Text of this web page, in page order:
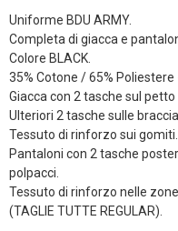
Uniforme BDU ARMY.
Completa di giacca e
Colore BLACK.
35% Cotone / 65%
Giacca con 2 tasche sul petto
Ulteriori 2 tasche sulle
Tessuto di rinforzo sui gomiti.
Pantaloni con 2 tasche
polpacci.
Tessuto di rinforzo nelle
(TAGLIE TUTTE REGULAR).